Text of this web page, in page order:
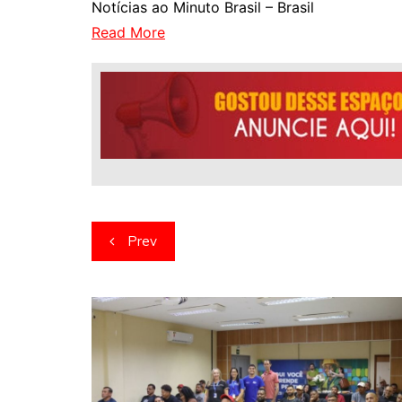
Notícias ao Minuto Brasil – Brasil
Read More
Navegação
de
artigos
Prev